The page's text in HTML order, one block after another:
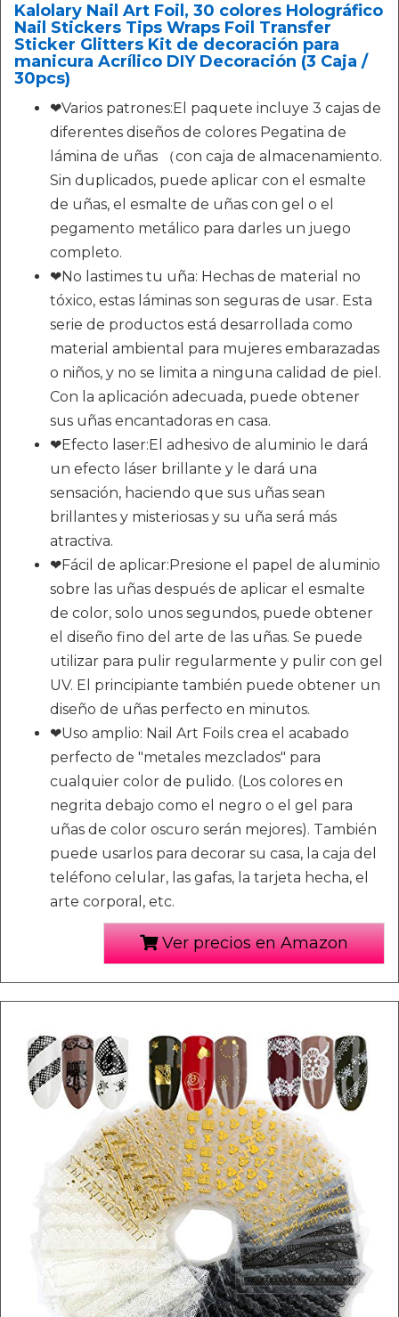
Kalolary Nail Art Foil, 30 colores Holográfico
Nail Stickers Tips Wraps Foil Transfer
Sticker Glitters Kit de decoración para
manicura Acrílico DIY Decoración (3 Caja /
30pcs)
❤Varios patrones:El paquete incluye 3 cajas de
diferentes diseños de colores Pegatina de
lámina de uñas （con caja de almacenamiento.
Sin duplicados, puede aplicar con el esmalte
de uñas, el esmalte de uñas con gel o el
pegamento metálico para darles un juego
completo.
❤No lastimes tu uña: Hechas de material no
tóxico, estas láminas son seguras de usar. Esta
serie de productos está desarrollada como
material ambiental para mujeres embarazadas
o niños, y no se limita a ninguna calidad de piel.
Con la aplicación adecuada, puede obtener
sus uñas encantadoras en casa.
❤Efecto laser:El adhesivo de aluminio le dará
un efecto láser brillante y le dará una
sensación, haciendo que sus uñas sean
brillantes y misteriosas y su uña será más
atractiva.
❤Fácil de aplicar:Presione el papel de aluminio
sobre las uñas después de aplicar el esmalte
de color, solo unos segundos, puede obtener
el diseño fino del arte de las uñas. Se puede
utilizar para pulir regularmente y pulir con gel
UV. El principiante también puede obtener un
diseño de uñas perfecto en minutos.
❤Uso amplio: Nail Art Foils crea el acabado
perfecto de "metales mezclados" para
cualquier color de pulido. (Los colores en
negrita debajo como el negro o el gel para
uñas de color oscuro serán mejores). También
puede usarlos para decorar su casa, la caja del
teléfono celular, las gafas, la tarjeta hecha, el
arte corporal, etc.
Ver precios en Amazon